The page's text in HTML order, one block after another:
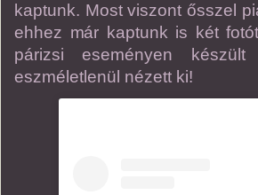
kaptunk. Most viszont ősszel
ehhez már kaptunk is két
párizsi eseményen
eszméletlenül nézett ki!